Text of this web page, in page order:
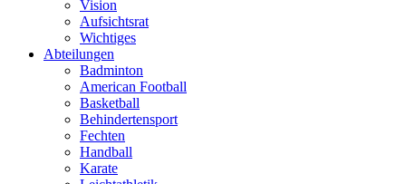
Vision
Aufsichtsrat
Wichtiges
Abteilungen
Badminton
American Football
Basketball
Behindertensport
Fechten
Handball
Karate